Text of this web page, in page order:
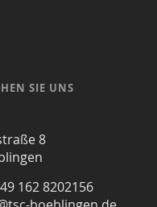
SIE UNS
8
162 8202156